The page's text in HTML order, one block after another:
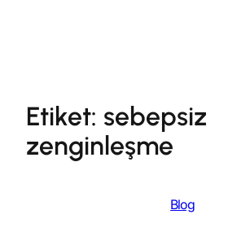
Etiket: sebepsiz
zenginleşme
Blog